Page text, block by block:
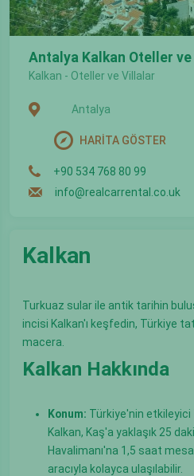
Kalkan
Turkuaz sular ile antik tarihin
incisi Kalkan'ı keşfedin, Türkiye
macera.
Kalkan Hakkında
Konum: Türkiye'nin etkileyici
Kalkan, Kaş'a yaklaşık 25
Havalimanı'na 1,5 saat
aracıyla kolayca ulaşılabilir.
Antalya Kalkan Oteller
Kalkan - Oteller ve Villalar
Antalya
HARİTA GÖSTER
+90 534 768 80 99
info@realcarrental.co.uk